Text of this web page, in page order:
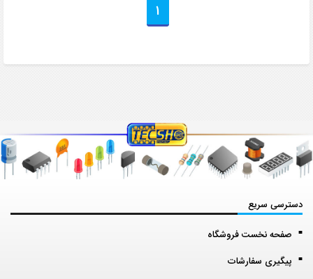
1
دسترسی سریع
صفحه نخست فروشگاه
پیگیری سفارشات